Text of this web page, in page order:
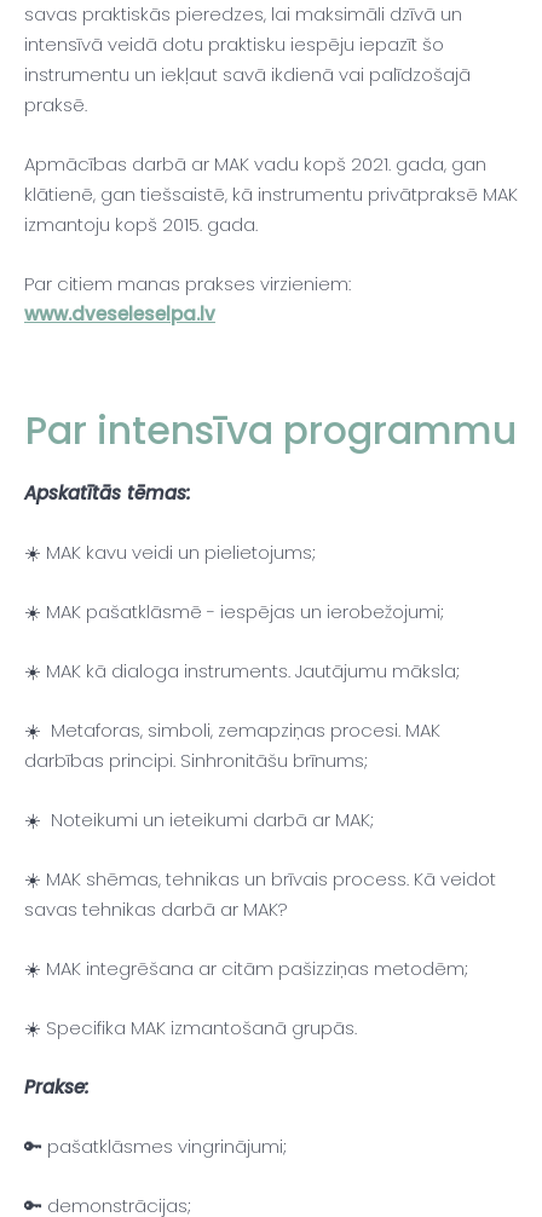
savas praktiskās pieredzes, lai maksimāli dzīvā un
intensīvā veidā dotu praktisku iespēju iepazīt šo
instrumentu un iekļaut savā ikdienā vai palīdzošajā
praksē.
Apmācības darbā ar MAK vadu kopš 2021. gada, gan
klātienē, gan tiešsaistē, kā instrumentu privātpraksē MAK
izmantoju kopš 2015. gada.
Par citiem manas prakses virzieniem:
www.dveseleselpa.lv
Par intensīva programmu
Apskatītās tēmas:
☀️ MAK kavu veidi un pielietojums;
☀️ MAK pašatklāsmē - iespējas un ierobežojumi;
☀️ MAK kā dialoga instruments. Jautājumu māksla;
☀️ Metaforas, simboli, zemapziņas procesi. MAK
darbības principi. Sinhronitāšu brīnums;
☀️ Noteikumi un ieteikumi darbā ar MAK;
☀️ MAK shēmas, tehnikas un brīvais process. Kā veidot
savas tehnikas darbā ar MAK?
☀️ MAK integrēšana ar citām pašizziņas metodēm;
☀️ Specifika MAK izmantošanā grupās.
Prakse:
🔑 pašatklāsmes vingrinājumi;
🔑 demonstrācijas;